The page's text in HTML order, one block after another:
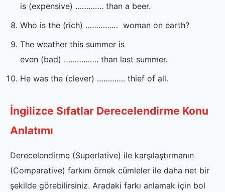
is (expensive) …………. than a beer.
Who is the (rich) …………… woman on earth?
The weather this summer is
even (bad) ……………. than last summer.
He was the (clever) …………. thief of all.
İngilizce Sıfatlar Derecelendirme Konu
Anlatımı
Derecelendirme (Superlative) ile karşılaştırmanın
(Comparative) farkını örnek cümleler ile daha net bir
şekilde görebilirsiniz. Aradaki farkı anlamak için bol